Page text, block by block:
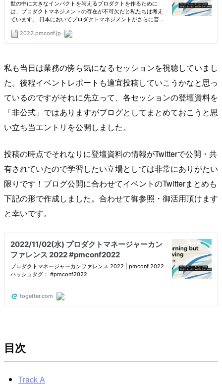
私も当日は業務の傍ら気になるセッションを視聴していまし
た。後程イベントレポートも適宜投稿していこうかなと思っ
ているのですがそれに先立って、各セッションの登壇資料を
「非公式」ではありますがブログとしてまとめておこうと思
い立ち当エントリを公開しました。
投稿の時点でそれなりに登壇資料の情報がTwitterで公開・共
有されていたので学習したい立場としては非常にありがたい
限りです！ブログ公開に合わせてイベントのTwitterまとめも
下記の形で作成しました。合わせて御参照・御活用頂けます
と幸いです。
目次
Track A